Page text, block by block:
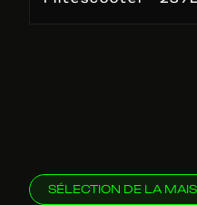
SÉLECTION DE LA